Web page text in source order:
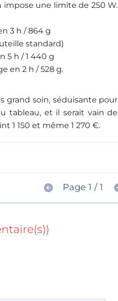
impose une limite de 250 W.
3 h / 864 g
standard)
5 h / 1 440 g
en 2 h / 528 g.
grand soin, séduisante pour
tableau, et il serait vain de
1 150 et même 1 270 €.
Page 1 / 1